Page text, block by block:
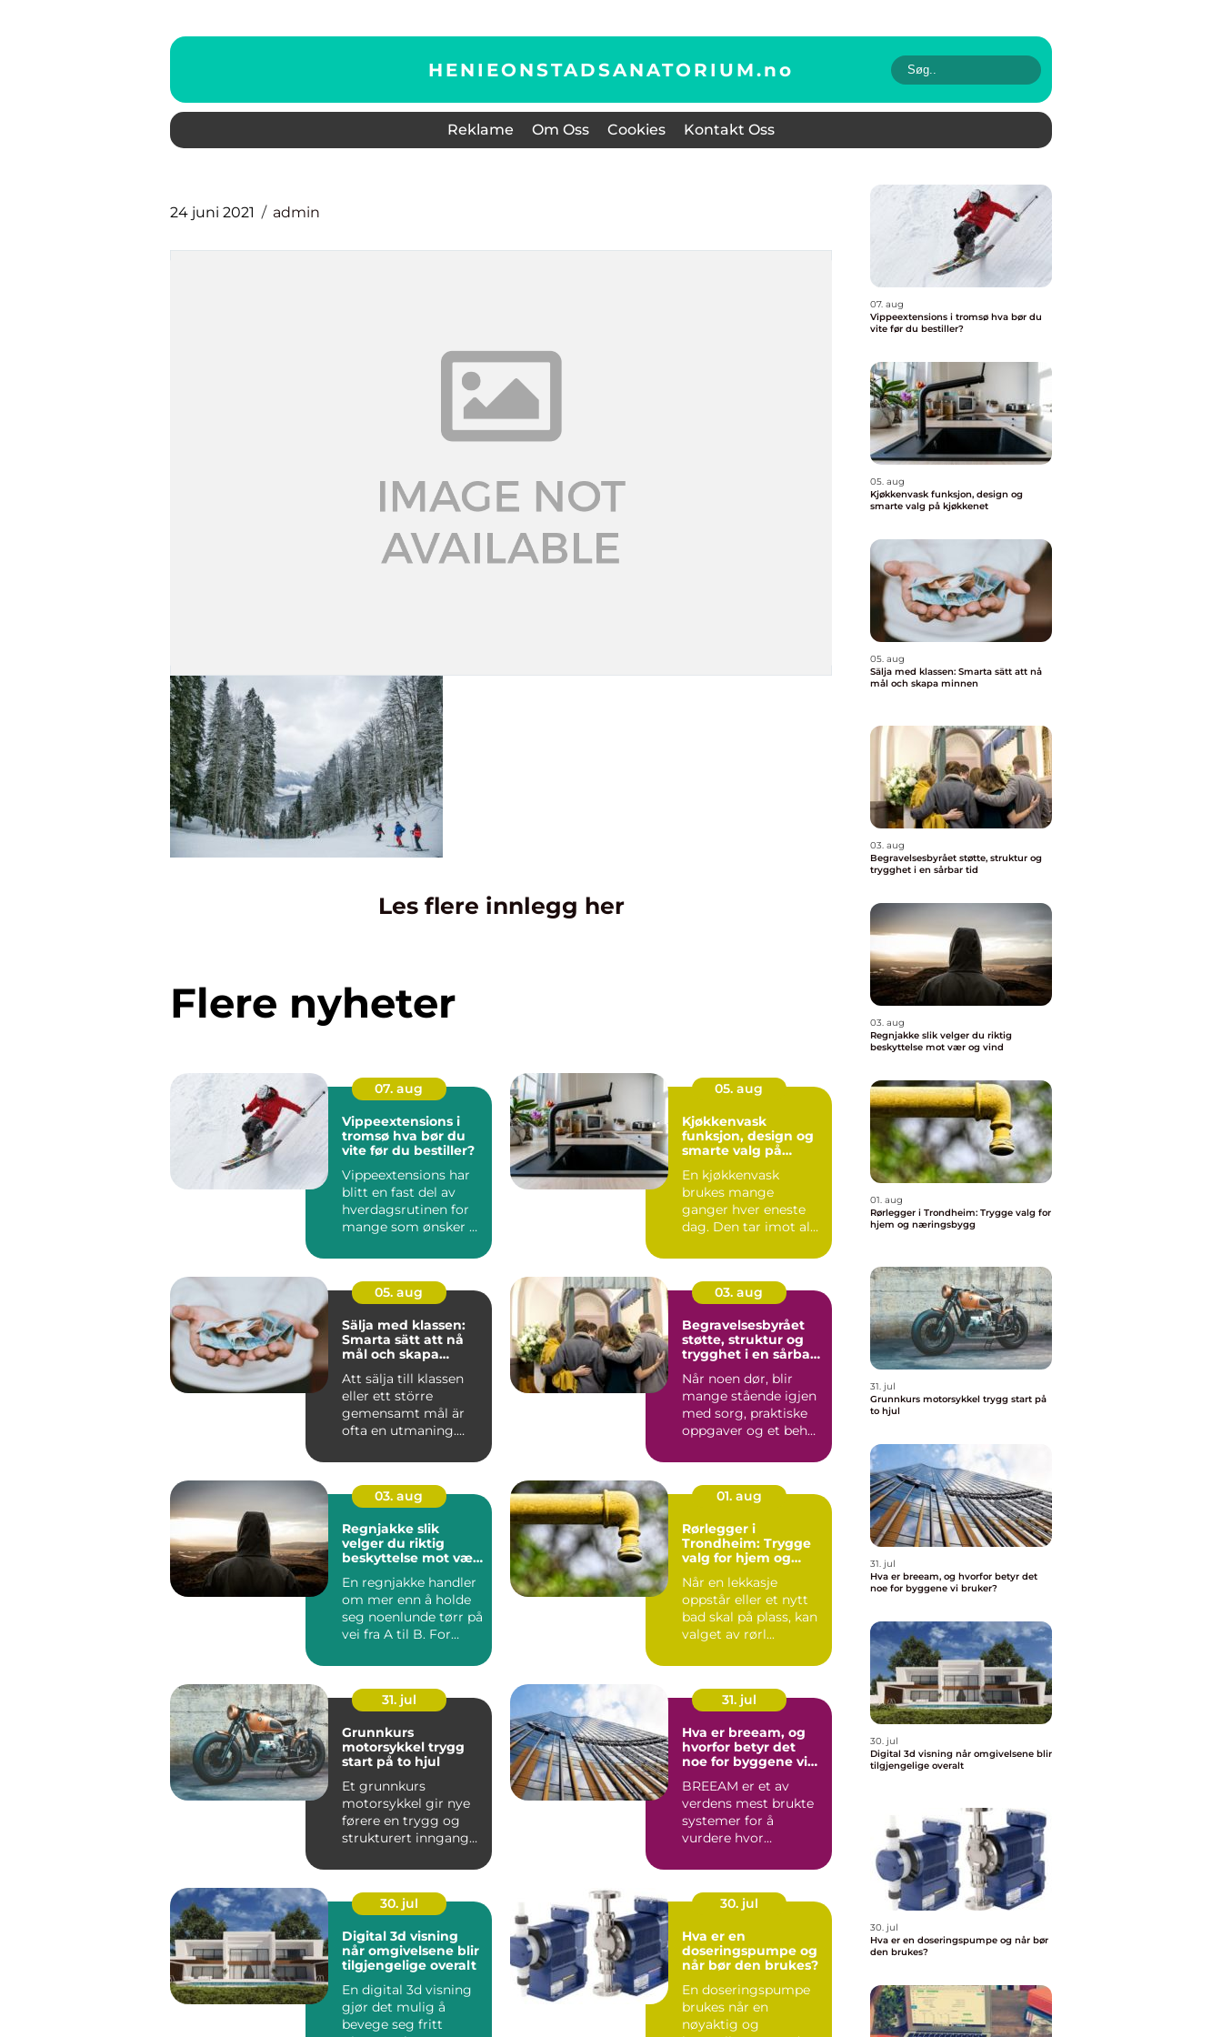
HENIEONSTADSANATORIUM.no
Reklame Om Oss Cookies Kontakt Oss
24 juni 2021 admin
Les flere innlegg her
Flere nyheter
07. aug
Vippeextensions i
tromsø hva bør du
vite før du bestiller?
Vippeextensions har
blitt en fast del av
hverdagsrutinen for
mange som ønsker å
05. aug
Kjøkkenvask
funksjon, design og
smarte valg på
En kjøkkenvask
brukes mange
ganger hver eneste
dag. Den tar imot alt
skitne tal...
05. aug
Sälja med klassen:
Smarta sätt att nå
mål och skapa
Att sälja till klassen
eller ett större
gemensamt mål är
ofta en utmaning.
03. aug
Begravelsesbyrået
støtte, struktur og
trygghet i en sårbar
Når noen dør, blir
mange stående igjen
med sorg, praktiske
oppgaver og et behov
03. aug
Regnjakke slik
velger du riktig
beskyttelse mot vær
En regnjakke handler
om mer enn å holde
seg noenlunde tørr på
vei fra A til B. For
01. aug
Rørlegger i
Trondheim: Trygge
valg for hjem og
Når en lekkasje
oppstår eller et nytt
bad skal på plass, kan
valget av rørl...
31. jul
Grunnkurs
motorsykkel trygg
start på to hjul
Et grunnkurs
motorsykkel gir nye
førere en trygg og
strukturert inngang
motorsykkelopplærin
g. Ku...
31. jul
Hva er breeam, og
hvorfor betyr det
noe for byggene vi
BREEAM er et av
verdens mest brukte
systemer for å
vurdere hvor
er. Ordningen se...
30. jul
Digital 3d visning
når omgivelsene blir
tilgjengelige overalt
En digital 3d visning
gjør det mulig å
bevege seg fritt
30. jul
Hva er en
doseringspumpe og
når bør den brukes?
En doseringspumpe
brukes når en
nøyaktig og
07. aug
Vippeextensions i tromsø hva bør du
vite før du bestiller?
05. aug
Kjøkkenvask funksjon, design og
smarte valg på kjøkkenet
05. aug
Sälja med klassen: Smarta sätt att nå
mål och skapa minnen
03. aug
Begravelsesbyrået støtte, struktur og
trygghet i en sårbar tid
03. aug
Regnjakke slik velger du riktig
beskyttelse mot vær og vind
01. aug
Rørlegger i Trondheim: Trygge valg for
hjem og næringsbygg
31. jul
Grunnkurs motorsykkel trygg start på
to hjul
31. jul
Hva er breeam, og hvorfor betyr det
noe for byggene vi bruker?
30. jul
Digital 3d visning når omgivelsene blir
tilgjengelige overalt
30. jul
Hva er en doseringspumpe og når bør
den brukes?